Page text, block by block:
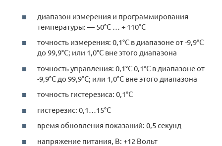
диапазон измерения и программирования
температуры: — 50°C … + 110°C
точность измерения: 0,1°C в диапазоне от -9,9°C
до 99,9°C; или 1,0°C вне этого диапазона
точность управления: 0,1°C 0,1°C в диапазоне от
-9,9°C до 99,9°C; или 1,0°C вне этого диапазона
точность гистерезиса: 0,1°C
гистерезис: 0,1…15°C
время обновления показаний: 0,5 секунд
напряжение питания, В: +12 Вольт